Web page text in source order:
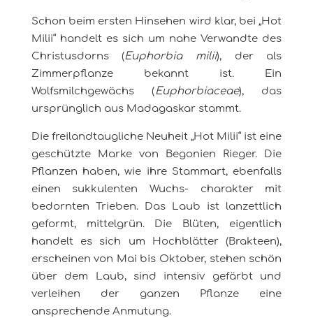
Schon beim ersten Hinsehen wird klar, bei „Hot
Milii“ handelt es sich um nahe Verwandte des
Christusdorns (Euphorbia milii), der als
Zimmerpflanze bekannt ist. Ein
Wolfsmilchgewächs (Euphorbiaceae), das
ursprünglich aus Madagaskar stammt.
Die freilandtaugliche Neuheit „Hot Milii“ ist eine
geschützte Marke von Begonien Rieger. Die
Pflanzen haben, wie ihre Stammart, ebenfalls
einen sukkulenten Wuchs- charakter mit
bedornten Trieben. Das Laub ist lanzettlich
geformt, mittelgrün. Die Blüten, eigentlich
handelt es sich um Hochblätter (Brakteen),
erscheinen von Mai bis Oktober, stehen schön
über dem Laub, sind intensiv gefärbt und
verleihen der ganzen Pflanze eine
ansprechende Anmutung.